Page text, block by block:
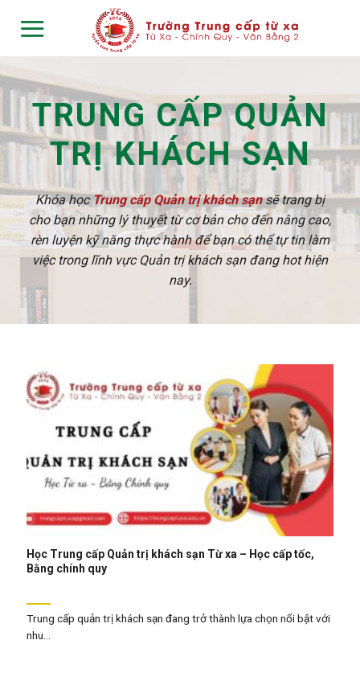
TRUNG CẤP QUẢN
TRỊ KHÁCH SẠN
Khóa họcTrung cấp Quản trị khách sạnsẽ trang bị
cho bạn những lý thuyết từ cơ bản cho đến nâng cao,
rèn luyện kỹ năng thực hành để bạn có thể tự tin làm
việc trong lĩnh vực Quản trị khách sạn đang hot hiện
nay.
Học Trung cấp Quản trị khách sạn Từ xa – Học cấp tốc,
Bằng chính quy
Trung cấp quản trị khách sạn đang trở thành lựa chọn nổi bật với
nhu...